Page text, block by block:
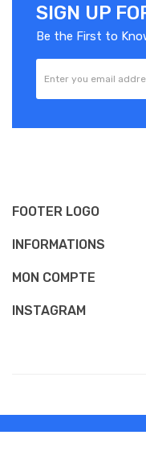
SIGN UP
Be the First to
FOOTER LOGO
INFORMATIONS
MON COMPTE
INSTAGRAM